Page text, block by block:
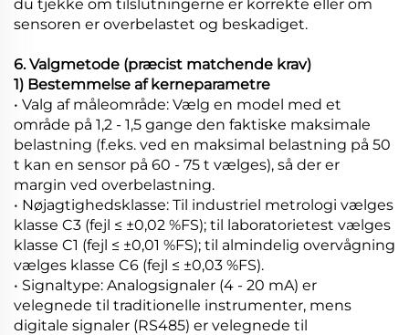
du tjekke om tilslutningerne er korrekte eller om
sensoren er overbelastet og beskadiget.
6. Valgmetode (præcist matchende krav)
1) Bestemmelse af kerneparametre
• Valg af måleområde: Vælg en model med et
område på 1,2 - 1,5 gange den faktiske maksimale
belastning (f.eks. ved en maksimal belastning på 50
t kan en sensor på 60 - 75 t vælges), så der er
margin ved overbelastning.
• Nøjagtighedsklasse: Til industriel metrologi vælges
klasse C3 (fejl ≤ ±0,02 %FS); til laboratorietest vælges
klasse C1 (fejl ≤ ±0,01 %FS); til almindelig overvågning
vælges klasse C6 (fejl ≤ ±0,03 %FS).
• Signaltype: Analogsignaler (4 - 20 mA) er
velegnede til traditionelle instrumenter, mens
digitale signaler (RS485) er velegnede til